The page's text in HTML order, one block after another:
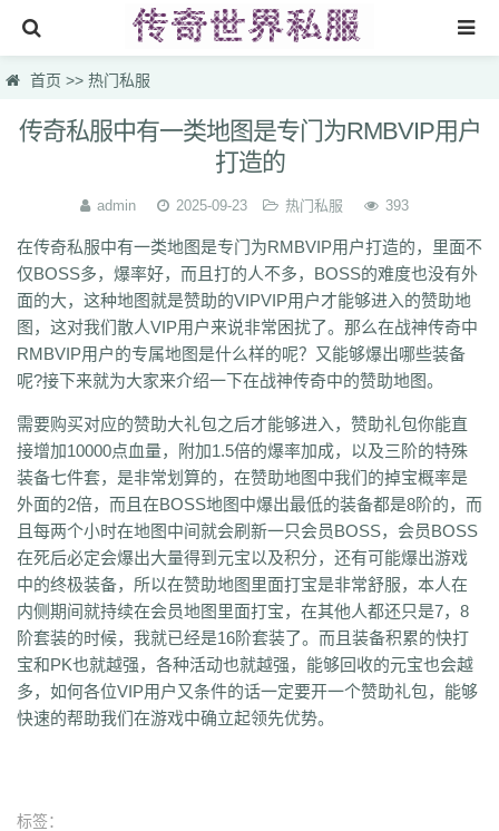
首页
找sf999传奇发布网
热门私服
新开传奇网站
刚开一秒传奇
新开传奇网站专区
首页 >> 热门私服
传奇私服中有一类地图是专门为RMBVIP用户
打造的
admin 2025-09-23 热门私服 393
在传奇私服中有一类地图是专门为RMBVIP用户打造的，里面不
仅BOSS多，爆率好，而且打的人不多，BOSS的难度也没有外
面的大，这种地图就是赞助的VIPVIP用户才能够进入的赞助地
图，这对我们散人VIP用户来说非常困扰了。那么在战神传奇中
RMBVIP用户的专属地图是什么样的呢？又能够爆出哪些装备
呢?接下来就为大家来介绍一下在战神传奇中的赞助地图。
需要购买对应的赞助大礼包之后才能够进入，赞助礼包你能直
接增加10000点血量，附加1.5倍的爆率加成，以及三阶的特殊
装备七件套，是非常划算的，在赞助地图中我们的掉宝概率是
外面的2倍，而且在BOSS地图中爆出最低的装备都是8阶的，而
且每两个小时在地图中间就会刷新一只会员BOSS，会员BOSS
在死后必定会爆出大量得到元宝以及积分，还有可能爆出游戏
中的终极装备，所以在赞助地图里面打宝是非常舒服，本人在
内侧期间就持续在会员地图里面打宝，在其他人都还只是7，8
阶套装的时候，我就已经是16阶套装了。而且装备积累的快打
宝和PK也就越强，各种活动也就越强，能够回收的元宝也会越
多，如何各位VIP用户又条件的话一定要开一个赞助礼包，能够
快速的帮助我们在游戏中确立起领先优势。
标签：